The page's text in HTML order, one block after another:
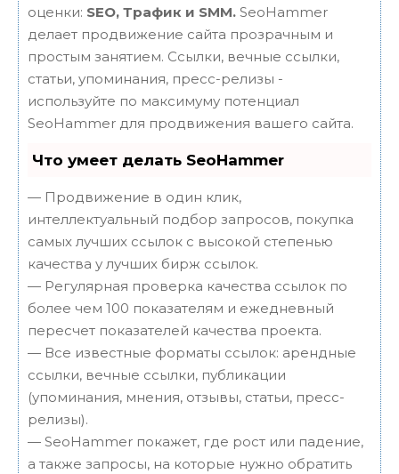
оценки: SEO, Трафик и SMM. SeoHammer
делает продвижение сайта прозрачным и
простым занятием. Ссылки, вечные ссылки,
статьи, упоминания, пресс-релизы -
используйте по максимуму потенциал
SeoHammer для продвижения вашего сайта.
Что умеет делать SeoHammer
— Продвижение в один клик,
интеллектуальный подбор запросов, покупка
самых лучших ссылок с высокой степенью
качества у лучших бирж ссылок.
— Регулярная проверка качества ссылок по
более чем 100 показателям и ежедневный
пересчет показателей качества проекта.
— Все известные форматы ссылок: арендные
ссылки, вечные ссылки, публикации
(упоминания, мнения, отзывы, статьи, пресс-
релизы).
— SeoHammer покажет, где рост или падение,
а также запросы, на которые нужно обратить